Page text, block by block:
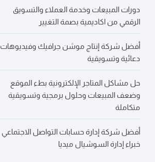
دورات المبيعات وخدمة العملاء والتسويق
الرقمي من اكاديمية بصمة التغيير
أفضل شركة إنتاج موشن جرافيك وفيديوهات
دعائية وتسويقية
حل مشاكل المتاجر الإلكترونية بطء الموقع
وضعف المبيعات وحلول برمجية وتسويقية
متكاملة
أفضل شركة إدارة حسابات التواصل الاجتماعي
خبراء إدارة السوشيال ميديا